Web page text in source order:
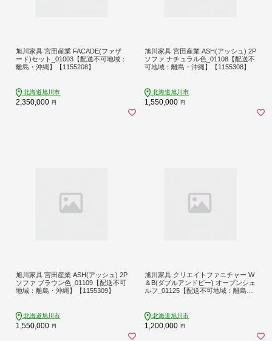
旭川家具 宮田産業 FACADE(ファザ
ード)セット_01003【配送不可地域：
離島・沖縄】【1155208】
北海道旭川市
2,350,000 円
旭川家具 宮田産業 ASH(アッシュ) 2P
ソファ ナチュラル色_01108【配送不
可地域：離島・沖縄】【1155308】
北海道旭川市
1,550,000 円
旭川家具 宮田産業 ASH(アッシュ) 2P
ソファ ブラウン色_01109【配送不可
地域：離島・沖縄】【1155309】
北海道旭川市
1,550,000 円
旭川家具 クリエイトファニチャー W
＆B(ダブルアンドビー) オープンシェ
ルフ_01125【配送不可地域：離島・
北海道旭川市
1,200,000 円